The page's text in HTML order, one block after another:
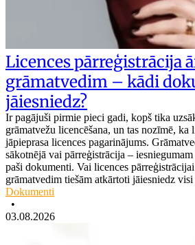
Licences pārreģistrācija
grāmatvedim – kādi
jāiesniedz?
Ir pagājuši pirmie pieci gadi, kopš tika
grāmatvežu licencēšana, un tas nozīmē,
jāpieprasa licences pagarinājums.
sākotnējā vai pārreģistrācija –
paši dokumenti. Vai licences
grāmatvedim tiešām atkārtoti jāiesniedz
Dokumenti
•
03.08.2026